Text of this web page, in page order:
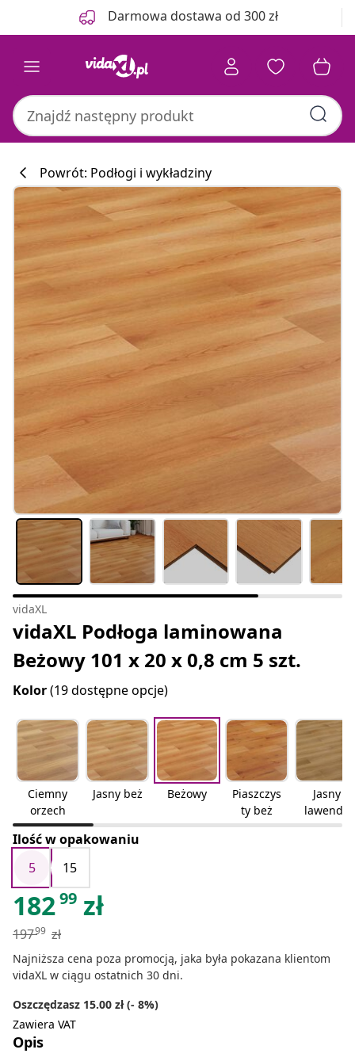
Darmowa dostawa od 300 zł
Powrót: Podłogi i wykładziny
vidaXL
vidaXL Podłoga laminowana
Beżowy 101 x 20 x 0,8 cm 5 szt.
Kolor(19 dostępne opcje)
Ciemny
orzech
Jasny beż Beżowy
Piaszczys
ty beż
Jasny
lawendo
wy
Ilość w opakowaniu
5
15
18299 zł
19799 zł
Najniższa cena poza promocją, jaka była pokazana klientom
vidaXL w ciągu ostatnich 30 dni.
Oszczędzasz 15.00 zł (- 8%)
Zawiera VAT
Opis